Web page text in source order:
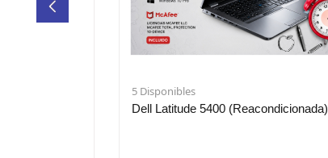
5 Disponibles
Dell Latitude 5400 (Reacondicionada)